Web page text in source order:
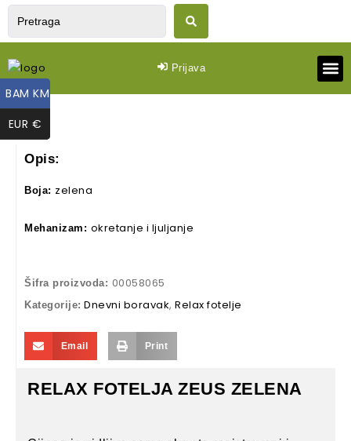
Prijava
Opis:
Boja: zelena
Mehanizam: okretanje i ljuljanje
Šifra proizvoda: 00058065
Kategorije: Dnevni boravak, Relax fotelje
Email Print
RELAX FOTELJA ZEUS ZELENA
BAM KM
EUR €
BAM KM
EUR €